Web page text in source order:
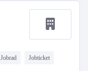
Jobrad Jobticket